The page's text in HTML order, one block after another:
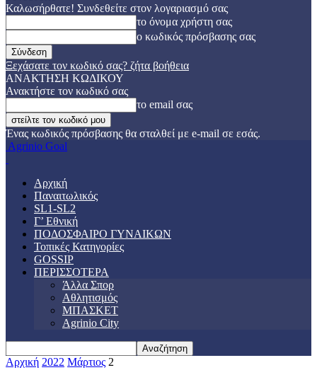
Καλωσήρθατε! Συνδεθείτε στον λογαριασμό σας
το όνομα χρήστη σας
ο κωδικός πρόσβασης σας
Ξεχάσατε τον κωδικό σας? ζήτα βοήθεια
ΑΝΑΚΤΗΣΗ ΚΩΔΙΚΟΥ
Ανακτήστε τον κωδικό σας
το email σας
Ένας κωδικός πρόσβασης θα σταλθεί με e-mail σε εσάς.
Agrinio Goal
Αρχική
Παναιτωλικός
SL1-SL2
Γ’ Εθνική
ΠΟΔΟΣΦΑΙΡΟ ΓΥΝΑΙΚΩΝ
Τοπικές Κατηγορίες
GOSSIP
ΠΕΡΙΣΣΟΤΕΡΑ
Άλλα Σπορ
Αθλητισμός
ΜΠΑΣΚΕΤ
Agrinio City
Αρχική 2022 Μάρτιος 2